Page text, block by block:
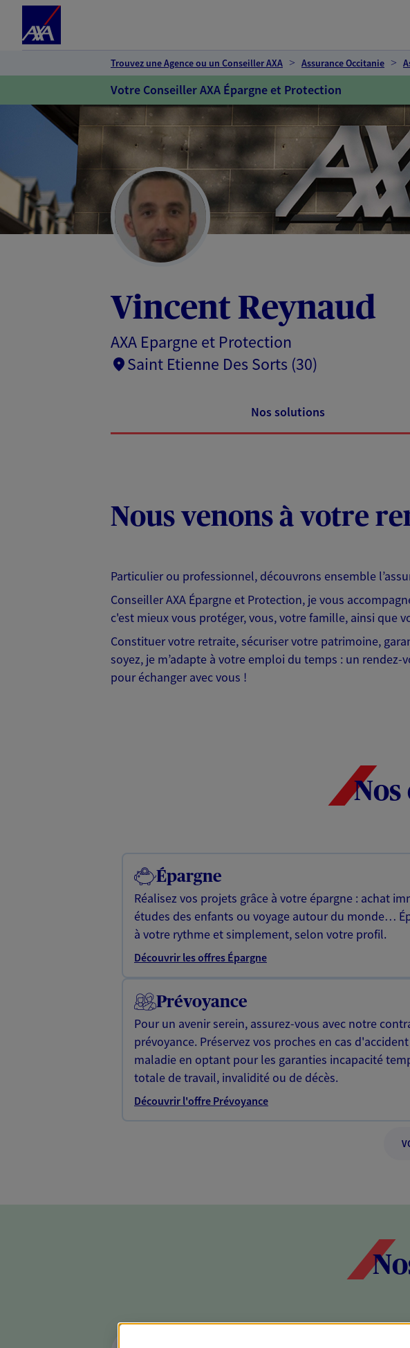
Trouvez une Agence ou un Conseiller AXA Assurance Occitanie
Votre Conseiller AXA Épargne et Protection
Vincent Reynaud
AXA Epargne et Protection
Saint Etienne Des Sorts (30)
Nos solutions
Nous venons à votre
Particulier ou professionnel, découvrons ensemble
Conseiller AXA Épargne et Protection, je vous
c'est mieux vous protéger, vous, votre famille, ainsi que
Constituer votre retraite, sécuriser votre patrimoine,
soyez, je m’adapte à votre emploi du temps : un
pour échanger avec vous !
Nos
Épargne
Réalisez vos projets grâce à votre épargne : achat
études des enfants ou voyage autour du monde…
à votre rythme et simplement, selon votre profil.
Découvrir les offres Épargne
Prévoyance
Pour un avenir serein, assurez-vous avec notre
prévoyance. Préservez vos proches en cas
maladie en optant pour les garanties incapacité
totale de travail, invalidité ou de décès.
Découvrir l'offre Prévoyance